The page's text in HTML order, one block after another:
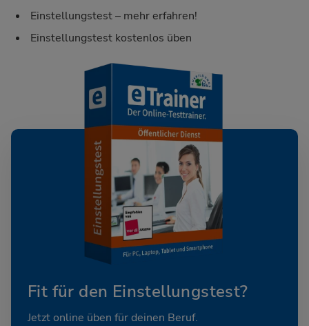
Einstellungstest – mehr erfahren!
Einstellungstest kostenlos üben
Fit für den Einstellungstest?
Jetzt online üben für deinen Beruf.